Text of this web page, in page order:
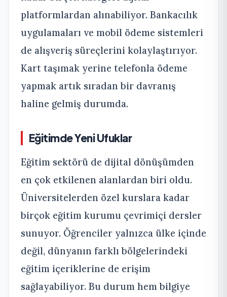
platformlardan alınabiliyor. Bankacılık
uygulamaları ve mobil ödeme sistemleri
de alışveriş süreçlerini kolaylaştırıyor.
Kart taşımak yerine telefonla ödeme
yapmak artık sıradan bir davranış
haline gelmiş durumda.
Eğitimde Yeni Ufuklar
Eğitim sektörü de dijital dönüşümden
en çok etkilenen alanlardan biri oldu.
Üniversitelerden özel kurslara kadar
birçok eğitim kurumu çevrimiçi dersler
sunuyor. Öğrenciler yalnızca ülke içinde
değil, dünyanın farklı bölgelerindeki
eğitim içeriklerine de erişim
sağlayabiliyor. Bu durum hem bilgiye